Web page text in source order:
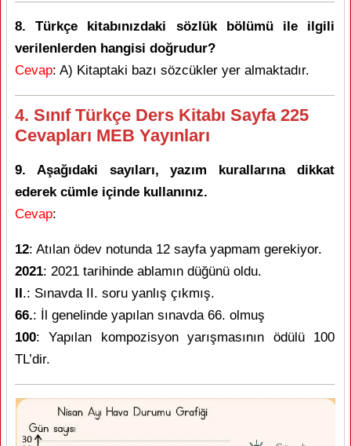
8. Türkçe kitabınızdaki sözlük bölümü ile ilgili
verilenlerden hangisi doğrudur?
Cevap: A) Kitaptaki bazı sözcükler yer almaktadır.
4. Sınıf Türkçe Ders Kitabı Sayfa 225
Cevapları MEB Yayınları
9. Aşağıdaki sayıları, yazım kurallarına dikkat
ederek cümle içinde kullanınız.
Cevap:
12: Atılan ödev notunda 12 sayfa yapmam gerekiyor.
2021: 2021 tarihinde ablamın düğünü oldu.
II.: Sınavda II. soru yanlış çıkmış.
66.: İl genelinde yapılan sınavda 66. olmuş
100: Yapılan kompozisyon yarışmasının ödülü 100
TL’dir.